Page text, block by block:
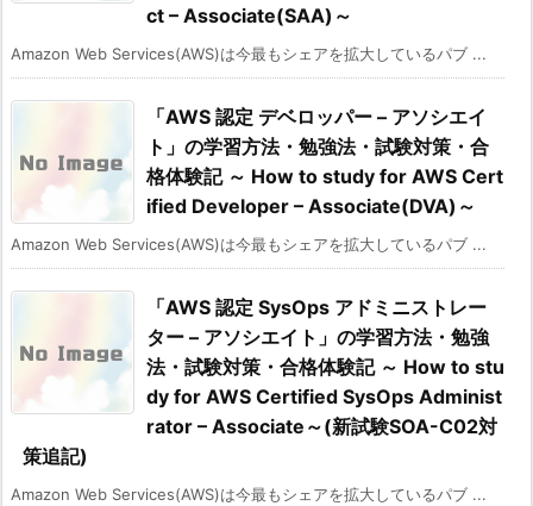
ct – Associate(SAA)～
Amazon Web Services(AWS)は今最もシェアを拡大しているパブ ...
「AWS 認定 デベロッパー – アソシエイ
ト」の学習方法・勉強法・試験対策・合
格体験記 ～ How to study for AWS Cert
ified Developer – Associate(DVA)～
Amazon Web Services(AWS)は今最もシェアを拡大しているパブ ...
「AWS 認定 SysOps アドミニストレー
ター – アソシエイト」の学習方法・勉強
法・試験対策・合格体験記 ～ How to stu
dy for AWS Certified SysOps Administ
rator – Associate～(新試験SOA-C02対
策追記)
Amazon Web Services(AWS)は今最もシェアを拡大しているパブ ...